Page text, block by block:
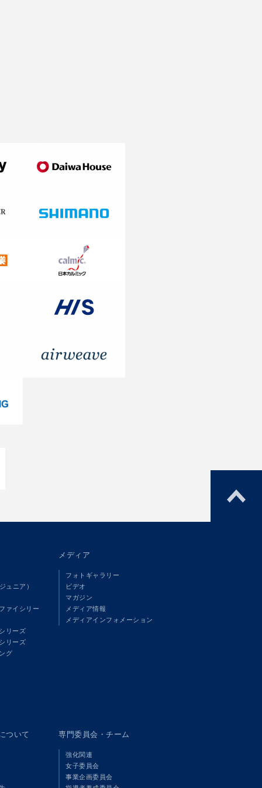
ュニア）
ァイシリー
リーズ
リーズ
グ
メディア
フォトギャラリー
ビデオ
マガジン
メディア情報
メディアインフォメーション
ついて 専門委員会・チーム
強化関連
女子委員会
事業企画委員会